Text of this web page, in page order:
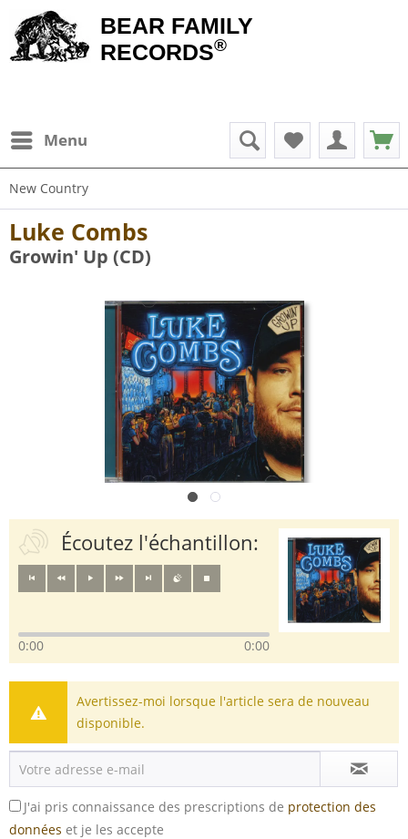
BEAR FAMILY
RECORDS®
Menu
New Country
Luke Combs
Growin' Up (CD)
Écoutez l'échantillon:
0:00 0:00
Avertissez-moi lorsque l'article sera de nouveau
disponible.
J'ai pris connaissance des prescriptions de protection des
données et je les accepte